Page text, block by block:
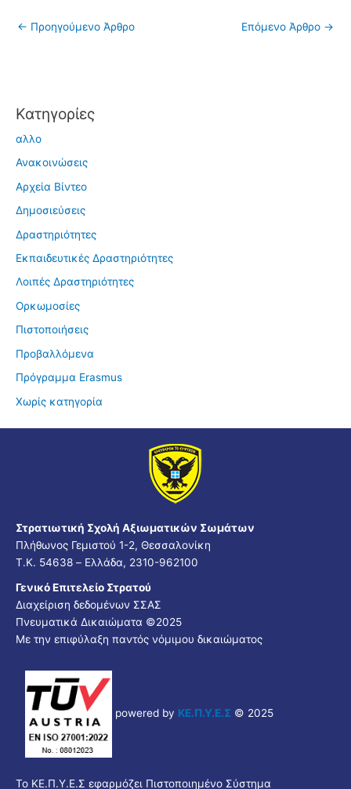
← Προηγούμενο Άρθρο Επόμενο Άρθρο →
Kατηγορίες
αλλο
Ανακοινώσεις
Αρχεία Βίντεο
Δημοσιεύσεις
Δραστηριότητες
Εκπαιδευτικές Δραστηριότητες
Λοιπές Δραστηριότητες
Ορκωμοσίες
Πιστοποιήσεις
Προβαλλόμενα
Πρόγραμμα Erasmus
Χωρίς κατηγορία
Στρατιωτική Σχολή Αξιωματικών Σωμάτων
Πλήθωνος Γεμιστού 1-2, Θεσσαλονίκη
Τ.Κ. 54638 – Ελλάδα, 2310-962100
Γενικό Επιτελείο Στρατού
Διαχείριση δεδομένων ΣΣΑΣ
Πνευματικά Δικαιώματα ©2025
Με την επιφύλαξη παντός νόμιμου δικαιώματος
powered by ΚΕ.Π.Υ.Ε.Σ © 2025
Το ΚΕ.Π.Υ.Ε.Σ εφαρμόζει Πιστοποιημένο Σύστημα